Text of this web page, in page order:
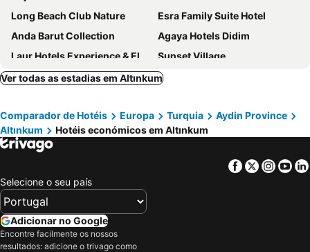
Long Beach Club Nature
Esra Family Suite Hotel
Anda Barut Collection
Agaya Hotels Didim
Laur Hotels Experience & Elegance
Sunset Village
Akra Didim Resort & Spa
Temple Miletos Spa Hotel
Hotel Fiesta Beach
Maya World Didyma Hotel
Ramada Resort by Wyndham Akbuk
Maxeria Blue Didyma
Akbük Palace Hotel & Residence
Ver todas as estadias em Altınkum
Comparador de Hotéis Europa Turquia
Aydin Province
Altınkum
Hotéis económicos em Altınkum
Facebook
Twitter
Selecione o seu país
Adicionar no Google
Encontre facilmente os nossos
resultados: adicione o trivago como